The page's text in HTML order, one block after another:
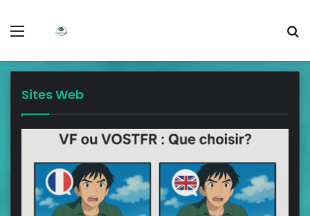
Sites Web